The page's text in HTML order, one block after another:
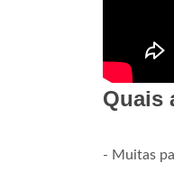
Quais
- Muitas